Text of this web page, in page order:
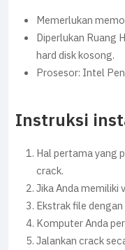
Memerlukan
Diperlukan Ruang
hard disk kosong.
Prosesor: Intel
Instruksi
Hal pertama yang
crack.
Jika Anda memiliki
Ekstrak file
Komputer Anda
Jalankan crack